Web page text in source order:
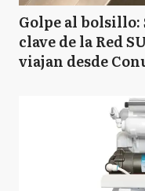
Golpe al bolsillo:
clave de la Red
viajan desde